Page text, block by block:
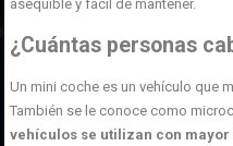
asequible y fácil de mantener.
¿Cuántas personas
Un mini coche es un vehículo que
También se le conoce como
vehículos se utilizan con